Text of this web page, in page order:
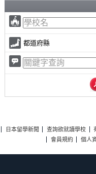
都道府縣
日本留學新聞 查詢欲就讀學校
會員規約
個人